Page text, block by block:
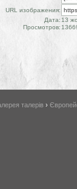
URL изображения:
Дата: 13
Просмотров:
талерів ›